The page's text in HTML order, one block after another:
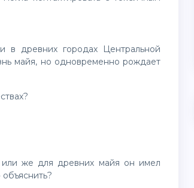
майя, но одновременно рождает